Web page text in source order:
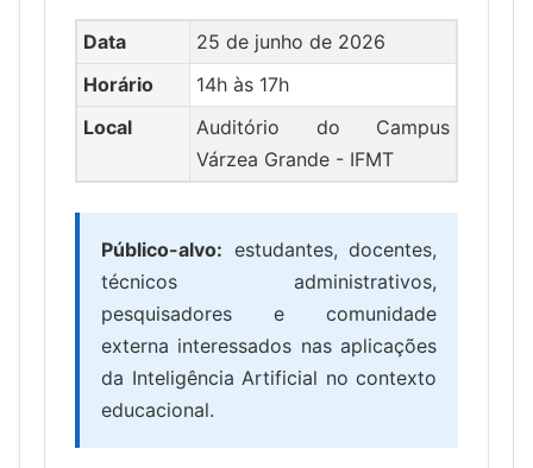
Data
25 de junho de 2026
Horário
14h às 17h
Local
Auditório do Campus
Várzea Grande - IFMT
Público-alvo: estudantes, docentes,
técnicos administrativos,
pesquisadores e comunidade
externa interessados nas aplicações
da Inteligência Artificial no contexto
educacional.